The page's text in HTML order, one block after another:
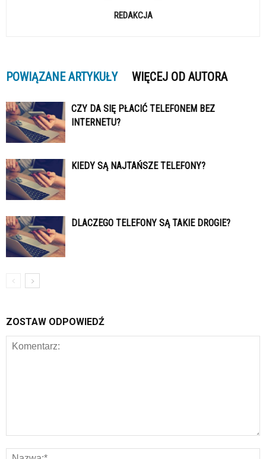
REDAKCJA
POWIĄZANE ARTYKUŁY WIĘCEJ OD AUTORA
CZY DA SIĘ PŁACIĆ TELEFONEM BEZ
INTERNETU?
KIEDY SĄ NAJTAŃSZE TELEFONY?
DLACZEGO TELEFONY SĄ TAKIE DROGIE?
ZOSTAW ODPOWIEDŹ